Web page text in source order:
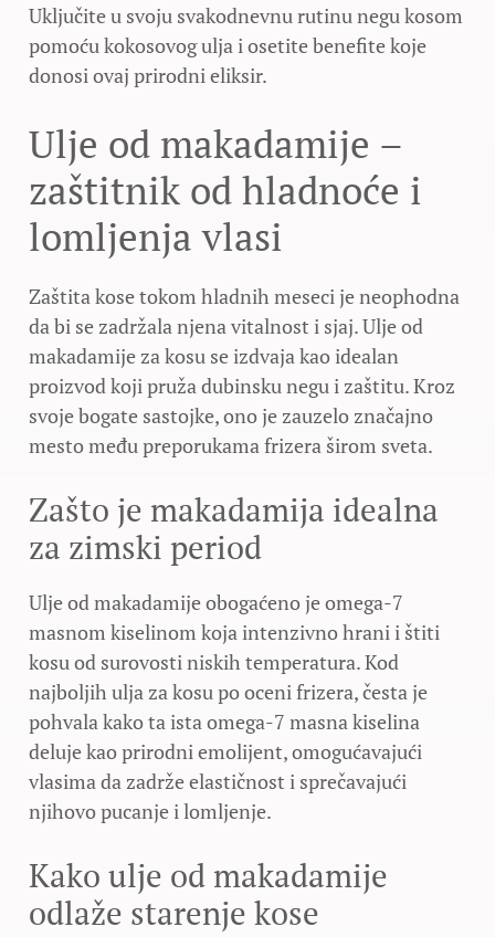
Uključite u svoju svakodnevnu rutinu negu kosom
pomoću kokosovog ulja i osetite benefite koje
donosi ovaj prirodni eliksir.
Ulje od makadamije –
zaštitnik od hladnoće i
lomljenja vlasi
Zaštita kose tokom hladnih meseci je neophodna
da bi se zadržala njena vitalnost i sjaj. Ulje od
makadamije za kosu se izdvaja kao idealan
proizvod koji pruža dubinsku negu i zaštitu. Kroz
svoje bogate sastojke, ono je zauzelo značajno
mesto među preporukama frizera širom sveta.
Zašto je makadamija idealna
za zimski period
Ulje od makadamije obogaćeno je omega-7
masnom kiselinom koja intenzivno hrani i štiti
kosu od surovosti niskih temperatura. Kod
najboljih ulja za kosu po oceni frizera, česta je
pohvala kako ta ista omega-7 masna kiselina
deluje kao prirodni emolijent, omogućavajući
vlasima da zadrže elastičnost i sprečavajući
njihovo pucanje i lomljenje.
Kako ulje od makadamije
odlaže starenje kose